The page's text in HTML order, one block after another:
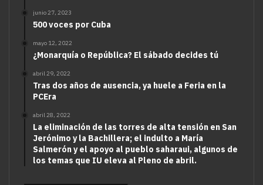
junio 27, 2023
500 voces por Cuba
mayo 12, 2022
¿Monarquía o República? El sábado decides tú
abril 29, 2022
Tras dos años de ausencia, ya huele a Feria en la
PCEra
abril 28, 2022
La eliminación de las torres de alta tensión en San
Jerónimo y la Bachillera; el indulto a María
Salmerón y el apoyo al pueblo saharaui, algunos de
los temas que IU eleva al Pleno de abril.